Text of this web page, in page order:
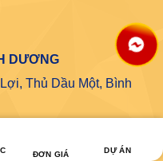
DƯƠNG
Thủ Dầu Một, Bình
ĐƠN GIÁ DỰ ÁN